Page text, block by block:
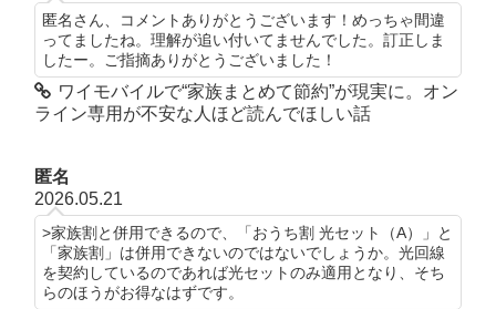
匿名さん、コメントありがとうございます！めっちゃ間違
ってましたね。理解が追い付いてませんでした。訂正しま
したー。ご指摘ありがとうございました！
ワイモバイルで“家族まとめて節約”が現実に。オン
ライン専用が不安な人ほど読んでほしい話
匿名
2026.05.21
>家族割と併用できるので、「おうち割 光セット（A）」と
「家族割」は併用できないのではないでしょうか。光回線
を契約しているのであれば光セットのみ適用となり、そち
らのほうがお得なはずです。